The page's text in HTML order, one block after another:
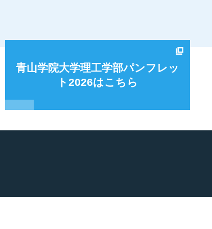
青山学院大学理工学部パンフレッ
ト2026はこちら